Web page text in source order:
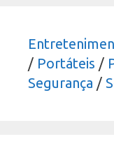
/ Portáteis /
Segurança /